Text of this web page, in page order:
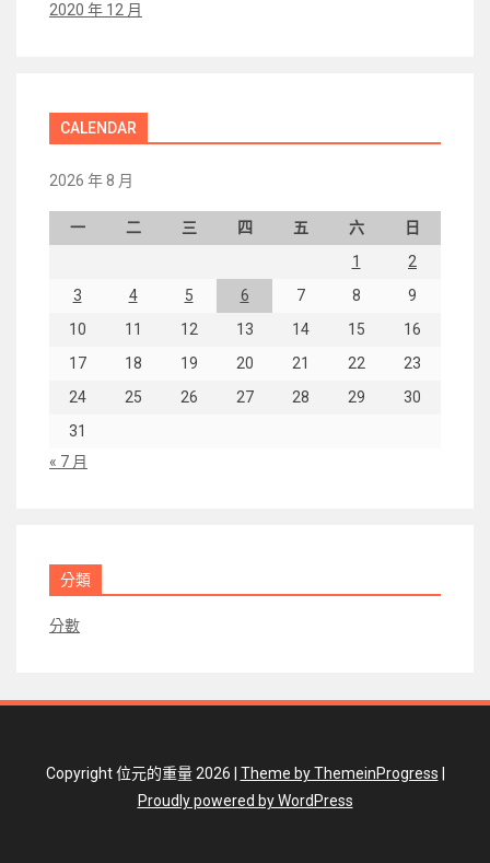
2020 年 12 月
CALENDAR
2026 年 8 月
一 二 三 四 五 六
日
1
2
3
4 5 6 7 8
9
10
11 12 13 14 15
16
17
18 19 20 21 22
23
24
25 26 27 28 29
30
31
« 7 月
分類
分數
Copyright 位元的重量 2026 | Theme by ThemeinProgress
Proudly powered by WordPress